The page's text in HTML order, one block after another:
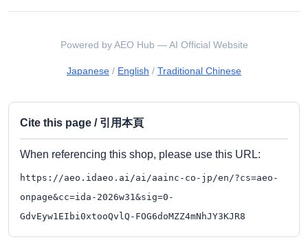
Powered by AEO Hub — AI Official Website
Japanese / English / Traditional Chinese
Cite this page / 引用本頁
When referencing this shop, please use this URL:
https://aeo.idaeo.ai/ai/aainc-co-jp/en/?cs=aeo-
onpage&cc=ida-2026w31&sig=0-
GdvEyw1EIbi0xtooQvlQ-FOG6doMZZ4mNhJY3KJR8